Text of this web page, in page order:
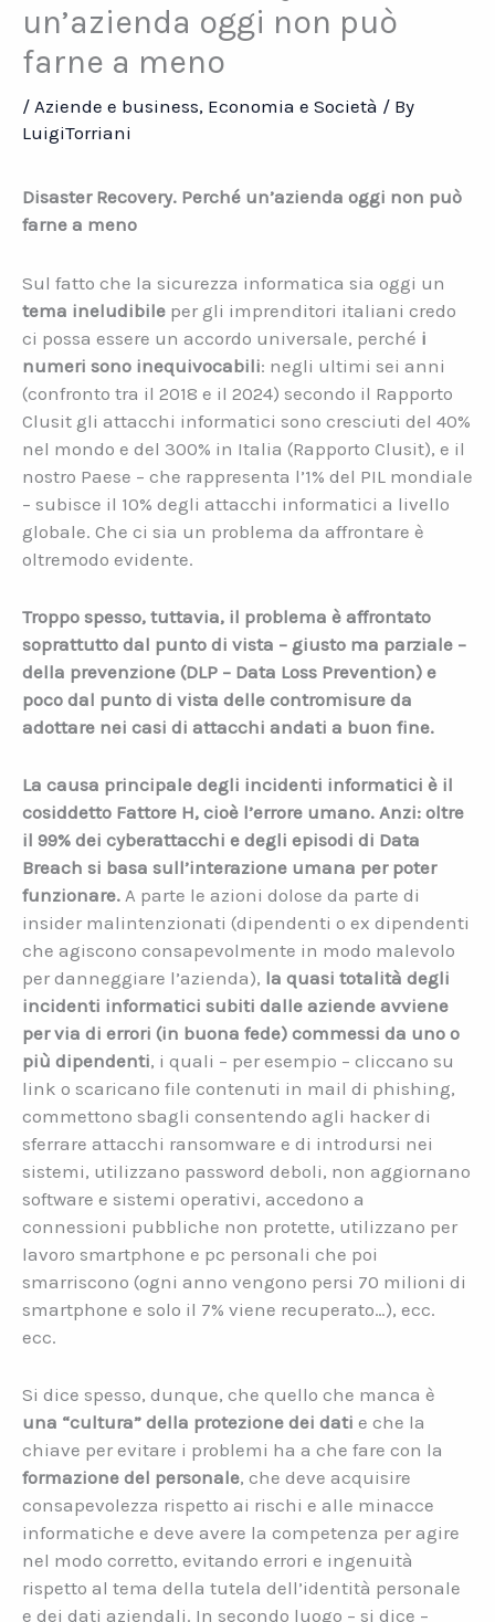
un’azienda oggi non può
farne a meno
/ Aziende e business, Economia e Società / By
LuigiTorriani
Disaster Recovery. Perché un’azienda oggi non può
farne a meno
Sul fatto che la sicurezza informatica sia oggi un
tema ineludibile per gli imprenditori italiani credo
ci possa essere un accordo universale, perché i
numeri sono inequivocabili: negli ultimi sei anni
(confronto tra il 2018 e il 2024) secondo il Rapporto
Clusit gli attacchi informatici sono cresciuti del 40%
nel mondo e del 300% in Italia (Rapporto Clusit), e il
nostro Paese – che rappresenta l’1% del PIL mondiale
– subisce il 10% degli attacchi informatici a livello
globale. Che ci sia un problema da affrontare è
oltremodo evidente.
Troppo spesso, tuttavia, il problema è affrontato
soprattutto dal punto di vista – giusto ma parziale –
della prevenzione (DLP – Data Loss Prevention) e
poco dal punto di vista delle contromisure da
adottare nei casi di attacchi andati a buon fine.
La causa principale degli incidenti informatici è il
cosiddetto Fattore H, cioè l’errore umano. Anzi: oltre
il 99% dei cyberattacchi e degli episodi di Data
Breach si basa sull’interazione umana per poter
funzionare. A parte le azioni dolose da parte di
insider malintenzionati (dipendenti o ex dipendenti
che agiscono consapevolmente in modo malevolo
per danneggiare l’azienda), la quasi totalità degli
incidenti informatici subiti dalle aziende avviene
per via di errori (in buona fede) commessi da uno o
più dipendenti, i quali – per esempio – cliccano su
link o scaricano file contenuti in mail di phishing,
commettono sbagli consentendo agli hacker di
sferrare attacchi ransomware e di introdursi nei
sistemi, utilizzano password deboli, non aggiornano
software e sistemi operativi, accedono a
connessioni pubbliche non protette, utilizzano per
lavoro smartphone e pc personali che poi
smarriscono (ogni anno vengono persi 70 milioni di
smartphone e solo il 7% viene recuperato…), ecc.
ecc.
Si dice spesso, dunque, che quello che manca è
una “cultura” della protezione dei dati e che la
chiave per evitare i problemi ha a che fare con la
formazione del personale, che deve acquisire
consapevolezza rispetto ai rischi e alle minacce
informatiche e deve avere la competenza per agire
nel modo corretto, evitando errori e ingenuità
rispetto al tema della tutela dell’identità personale
e dei dati aziendali. In secondo luogo – si dice –